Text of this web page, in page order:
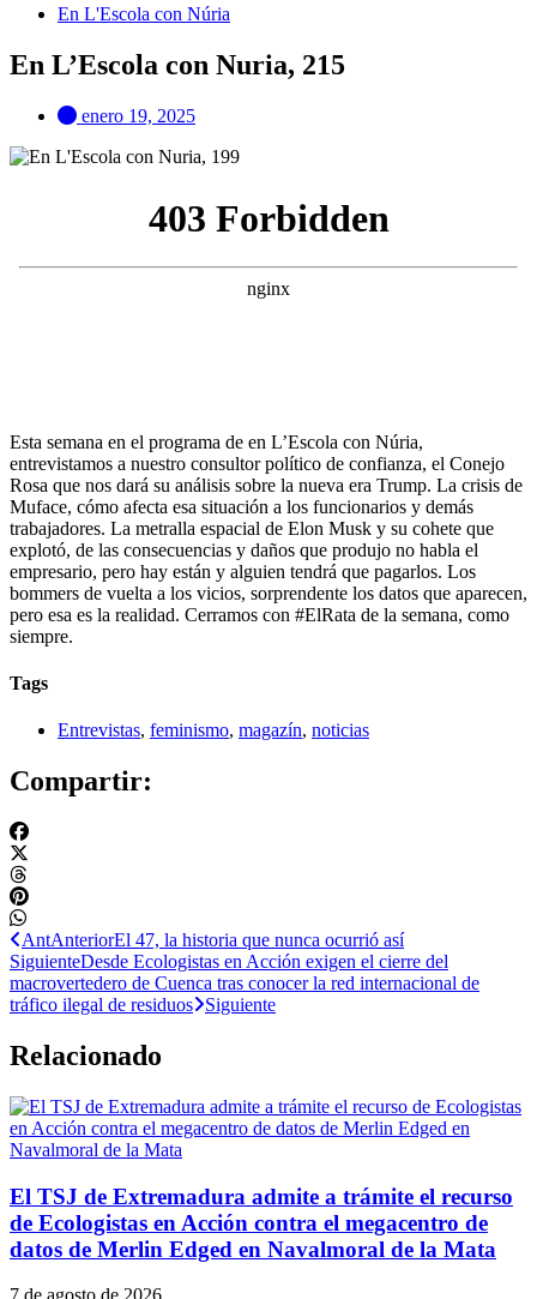
En L'Escola con Núria
En L’Escola con Nuria, 215
enero 19, 2025
Esta semana en el programa de en L’Escola con Núria,
entrevistamos a nuestro consultor político de confianza, el Conejo
Rosa que nos dará su análisis sobre la nueva era Trump. La crisis de
Muface, cómo afecta esa situación a los funcionarios y demás
trabajadores. La metralla espacial de Elon Musk y su cohete que
explotó, de las consecuencias y daños que produjo no habla el
empresario, pero hay están y alguien tendrá que pagarlos. Los
bommers de vuelta a los vicios, sorprendente los datos que aparecen,
pero esa es la realidad. Cerramos con #ElRata de la semana, como
siempre.
Tags
Entrevistas, feminismo, magazín, noticias
Compartir:
AntAnteriorEl 47, la historia que nunca ocurrió así
SiguienteDesde Ecologistas en Acción exigen el cierre del
macrovertedero de Cuenca tras conocer la red internacional de
tráfico ilegal de residuos
Siguiente
Relacionado
El TSJ de Extremadura admite a trámite el recurso
de Ecologistas en Acción contra el megacentro de
datos de Merlin Edged en Navalmoral de la Mata